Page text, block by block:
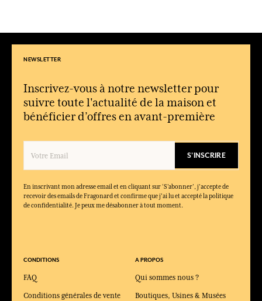
NEWSLETTER
Inscrivez-vous à notre newsletter pour
suivre toute l'actualité de la maison et
bénéficier d’offres en avant-première
S'INSCRIRE
En inscrivant mon adresse email et en cliquant sur ‘S’abonner’, j'accepte de
recevoir des emails de Fragonard et confirme que j'ai lu et accepté la politique
de confidentialité. Je peux me désabonner à tout moment.
CONDITIONS
FAQ
Conditions générales de vente
A PROPOS
Qui sommes nous ?
Boutiques, Usines & Musées